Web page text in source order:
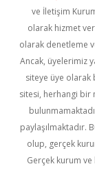
ve İletişim
olarak hizmet
olarak denetleme
Ancak, üyelerimiz
siteye üye olarak
sitesi, herhangi bir
paylaşılmaktadır.
olup, gerçek
Gerçek kurum